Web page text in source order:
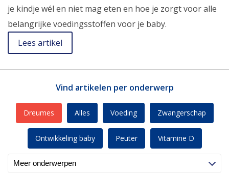
je kindje wél en niet mag eten en hoe je zorgt voor alle
belangrijke voedingsstoffen voor je baby.
Lees artikel
Vind artikelen per onderwerp
Dreumes Alles Voeding Zwangerschap
Ontwikkeling baby Peuter Vitamine D